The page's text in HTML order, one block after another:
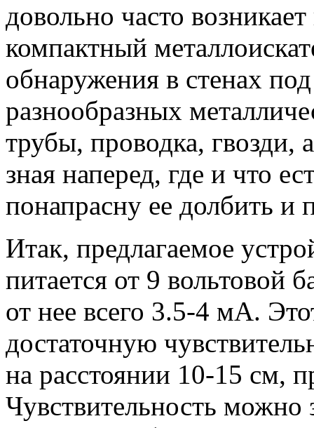
довольно часто
компактный
обнаружения в стенах
разнообразных
трубы, проводка, гвозди,
зная наперед, где и что
понапрасну ее долбить и
Итак, предлагаемое
питается от 9 вольтовой
от нее всего 3.5-4 мА.
достаточную
на расстоянии 10-15 см,
Чувствительность можно